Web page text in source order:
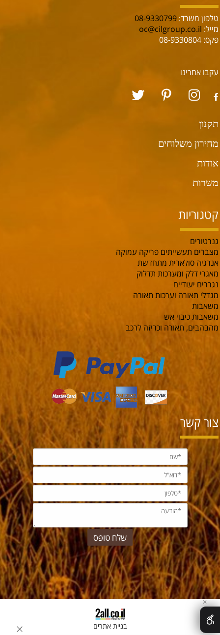
טלפון משרד: 08-9330799
מייל: oc@cilgroup.co.il
פקס: 08-9330804
עקבו אחרינו
תקנון
מחירון משלוחים
אודות
משרות
קטגוריות
גנרטורים
מצברים תעשייתים פריקה עמוקה
אנרגיה סולארית מתחדשת
מאגרי דלק ומערכות תדלוק
נגררים יעודיים
מגדלי תאורה וערכות תאורה
משאבות
משאבות כיבוי אש
מהבהבים, תאורה וכריזה לרכב
צור קשר
בניית אתרים
✕